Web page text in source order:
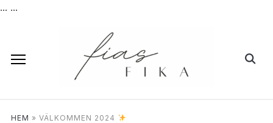
... ...
HEM » VÄLKOMMEN 2024